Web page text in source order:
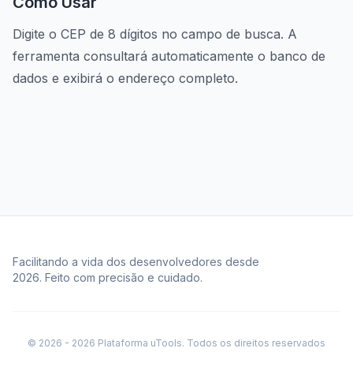
Digite o CEP de 8 dígitos no campo de busca. A
ferramenta consultará automaticamente o banco de
dados e exibirá o endereço completo.
Facilitando a vida dos desenvolvedores desde
2026. Feito com precisão e cuidado.
© 2026 - 2026 Plataforma uTools. Todos os direitos reservados